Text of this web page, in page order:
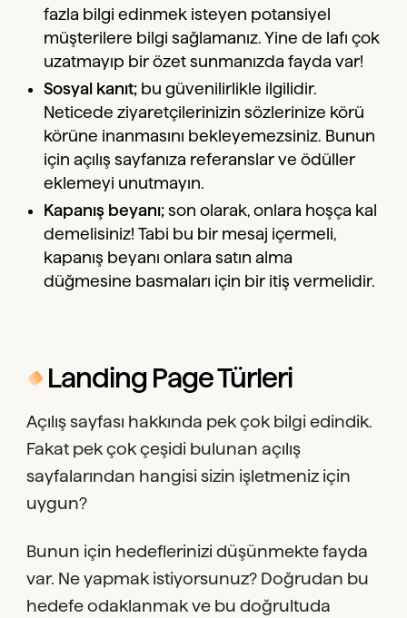
fazla bilgi edinmek isteyen potansiyel
müşterilere bilgi sağlamanız. Yine de lafı çok
uzatmayıp bir özet sunmanızda fayda var!
Sosyal kanıt; bu güvenilirlikle ilgilidir.
Neticede ziyaretçilerinizin sözlerinize körü
körüne inanmasını bekleyemezsiniz. Bunun
için açılış sayfanıza referanslar ve ödüller
eklemeyi unutmayın.
Kapanış beyanı; son olarak, onlara hoşça kal
demelisiniz! Tabi bu bir mesaj içermeli,
kapanış beyanı onlara satın alma
düğmesine basmaları için bir itiş vermelidir.
Landing Page Türleri
Açılış sayfası hakkında pek çok bilgi edindik.
Fakat pek çok çeşidi bulunan açılış
sayfalarından hangisi sizin işletmeniz için
uygun?
Bunun için hedeflerinizi düşünmekte fayda
var. Ne yapmak istiyorsunuz? Doğrudan bu
hedefe odaklanmak ve bu doğrultuda